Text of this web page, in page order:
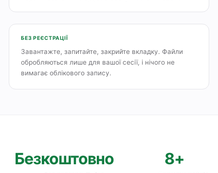
БЕЗ РЕЄСТРАЦІЇ
Завантажте, запитайте, закрийте вкладку. Файли
обробляються лише для вашої сесії, і нічого не
вимагає облікового запису.
Безкоштовно 8+